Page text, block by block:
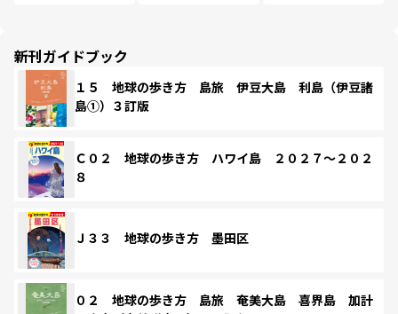
新刊ガイドブック
１５ 地球の歩き方 島旅 伊豆大島 利島（伊豆諸
島①）３訂版
Ｃ０２ 地球の歩き方 ハワイ島 ２０２７～２０２
８
Ｊ３３ 地球の歩き方 墨田区
０２ 地球の歩き方 島旅 奄美大島 喜界島 加計